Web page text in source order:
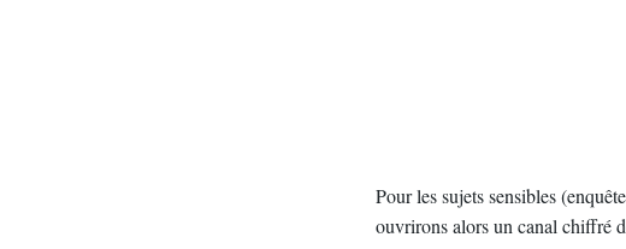
Pour les sujets sensibles
ouvrirons alors un canal chiffré